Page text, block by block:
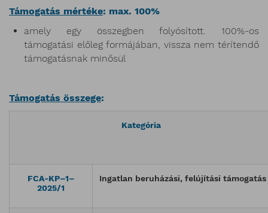
Támogatás mértéke: max. 100%
amely egy összegben folyósított. 100%-os
támogatási előleg formájában, vissza nem térítendő
támogatásnak minősül
Támogatás összege:
Kategória
FCA-KP–1–
2025/1
Ingatlan beruházási, felújítási támogatás